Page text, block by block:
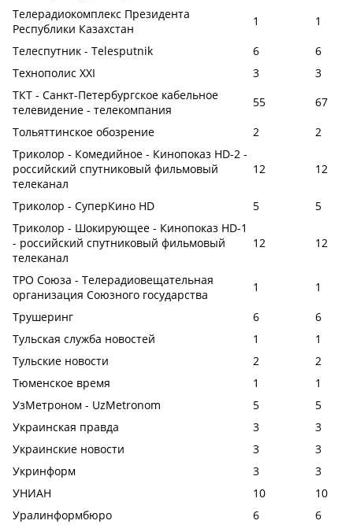
Телерадиокомплекс Президента
Республики Казахстан
1
1
Телеспутник - Telesputnik
6
6
Технополис ХХI
3
3
ТКТ - Санкт-Петербургское кабельное
телевидение - телекомпания
55
67
Тольяттинское обозрение
2
2
Триколор - Комедийное - Кинопоказ HD-2 -
российский спутниковый фильмовый
телеканал
12 12
Триколор - СуперКино HD 5
5
Триколор - Шокирующее - Кинопоказ HD-1
- российский спутниковый фильмовый
телеканал
12 12
ТРО Союза - Телерадиовещательная
организация Союзного государства
1
1
Трушеринг
6
6
Тульская служба новостей
1
1
Тульские новости
2
2
Тюменское время
1
1
УзМетроном - UzMetronom
5
5
Украинская правда
3
3
Украинские новости
3
3
Укринформ
3
3
УНИАН
10
10
Уралинформбюро
6
6